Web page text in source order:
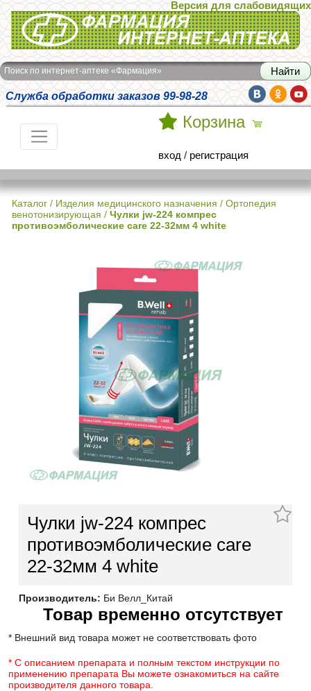
Интернет-аптека Фармация
Версия для слабовидящих
Поиск по интернет-аптеке «Фармация»
Служба обработки заказов 99-98-28
Корзина
вход / регистрация
Каталог / Изделия медицинского назначения / Ортопедия
венотонизирующая / Чулки jw-224 компрес
противоэмболические care 22-32мм 4 white
Чулки jw-224 компрес
противоэмболические care
22-32мм 4 white
Производитель: Би Велл_Китай
Товар временно отсутствует
* Внешний вид товара может не соответствовать фото
* С описанием препарата и полным текстом инструкции по
применению препарата Вы можете ознакомиться на сайте
производителя данного товара.